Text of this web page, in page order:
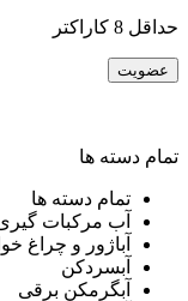
حداقل 8 کاراکتر
تمام دسته ها
تمام دسته ها
آب مرکبات
آباژور و چراغ
آبسردکن
آبگرمکن برقی